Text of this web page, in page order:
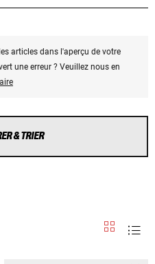
articles dans l'aperçu de votre
une erreur ? Veuillez nous en
& TRIER